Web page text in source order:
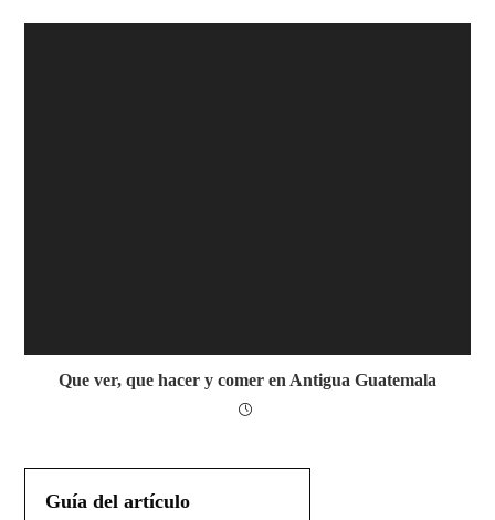
Que ver, que hacer y comer en Antigua Guatemala
Guía del artículo